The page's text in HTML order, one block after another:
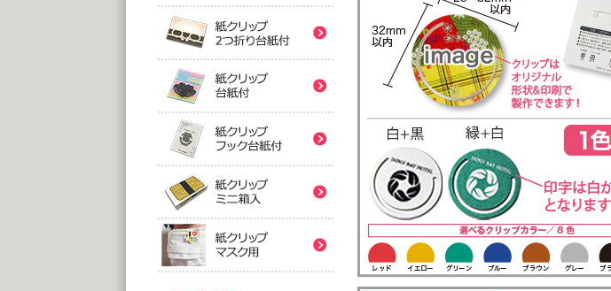
バラタイプ
@12.64～
(10,000個 1個あたり)
個包装(OPP入)タイプ
@26.36～
(5,000個 1個あたり)
紙クリップ印刷有
2つ折台紙付タイプ
@52.40～
(5,000個 1個あたり)
2つ折クラフト
@55.24～
(5,000個 1個あたり)
紙クリップ印刷有
紙クリップ印刷なし形状カット
台紙付タイプ
@48.74～
(5,000個 1個あたり)
クラフト台紙付きタイプ
@52.22～
(5,000個 1個あたり)
紙クリップ印刷なし形状カット
フック台紙付タイプ
@55.92～
紙クリップ印刷なし形状カット
紙クリップ印刷-マスク用